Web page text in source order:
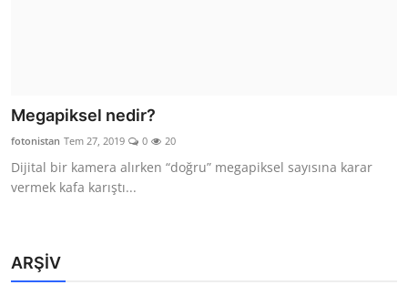
Megapiksel nedir?
fotonistan Tem 27, 2019 0 20
Dijital bir kamera alırken “doğru” megapiksel sayısına karar
vermek kafa karıştı...
ARŞİV